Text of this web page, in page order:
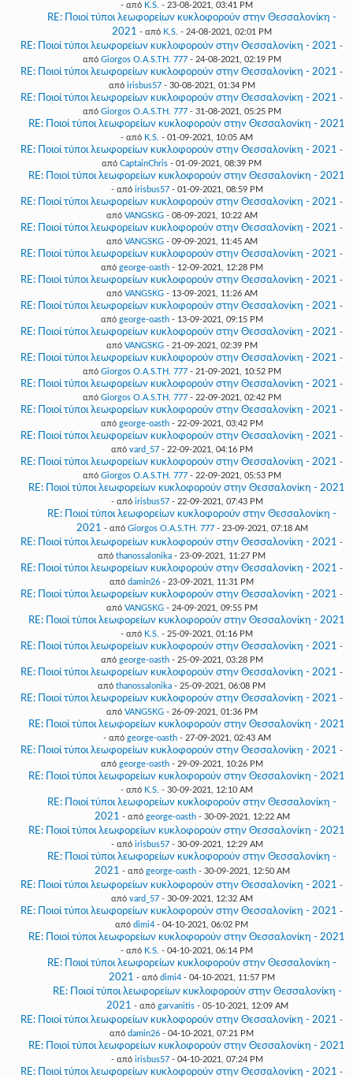
- από K.S. - 23-08-2021, 03:41 PM
RE: Ποιοί τύποι λεωφορείων κυκλοφορούν στην Θεσσαλονίκη -
2021 - από K.S. - 24-08-2021, 02:01 PM
RE: Ποιοί τύποι λεωφορείων κυκλοφορούν στην Θεσσαλονίκη - 2021 -
από Giorgos O.A.S.TH. 777- 24-08-2021, 02:19 PM
RE: Ποιοί τύποι λεωφορείων κυκλοφορούν στην Θεσσαλονίκη - 2021 -
από irisbus57- 30-08-2021, 01:34 PM
RE: Ποιοί τύποι λεωφορείων κυκλοφορούν στην Θεσσαλονίκη - 2021 -
από Giorgos O.A.S.TH. 777- 31-08-2021, 05:25 PM
RE: Ποιοί τύποι λεωφορείων κυκλοφορούν στην Θεσσαλονίκη - 2021
- από K.S. - 01-09-2021, 10:05 AM
RE: Ποιοί τύποι λεωφορείων κυκλοφορούν στην Θεσσαλονίκη - 2021 -
από CaptainChris - 01-09-2021, 08:39 PM
RE: Ποιοί τύποι λεωφορείων κυκλοφορούν στην Θεσσαλονίκη - 2021
- από irisbus57- 01-09-2021, 08:59 PM
RE: Ποιοί τύποι λεωφορείων κυκλοφορούν στην Θεσσαλονίκη - 2021 -
από VANGSKG- 08-09-2021, 10:22 AM
RE: Ποιοί τύποι λεωφορείων κυκλοφορούν στην Θεσσαλονίκη - 2021 -
από VANGSKG- 09-09-2021, 11:45 AM
RE: Ποιοί τύποι λεωφορείων κυκλοφορούν στην Θεσσαλονίκη - 2021 -
από george-oasth- 12-09-2021, 12:28 PM
RE: Ποιοί τύποι λεωφορείων κυκλοφορούν στην Θεσσαλονίκη - 2021 -
από VANGSKG- 13-09-2021, 11:26 AM
RE: Ποιοί τύποι λεωφορείων κυκλοφορούν στην Θεσσαλονίκη - 2021 -
από george-oasth- 13-09-2021, 09:15 PM
RE: Ποιοί τύποι λεωφορείων κυκλοφορούν στην Θεσσαλονίκη - 2021 -
από VANGSKG- 21-09-2021, 02:39 PM
RE: Ποιοί τύποι λεωφορείων κυκλοφορούν στην Θεσσαλονίκη - 2021 -
από Giorgos O.A.S.TH. 777- 21-09-2021, 10:52 PM
RE: Ποιοί τύποι λεωφορείων κυκλοφορούν στην Θεσσαλονίκη - 2021 -
από Giorgos O.A.S.TH. 777- 22-09-2021, 02:42 PM
RE: Ποιοί τύποι λεωφορείων κυκλοφορούν στην Θεσσαλονίκη - 2021 -
από george-oasth- 22-09-2021, 03:42 PM
RE: Ποιοί τύποι λεωφορείων κυκλοφορούν στην Θεσσαλονίκη - 2021 -
από vard_57- 22-09-2021, 04:16 PM
RE: Ποιοί τύποι λεωφορείων κυκλοφορούν στην Θεσσαλονίκη - 2021 -
από Giorgos O.A.S.TH. 777- 22-09-2021, 05:53 PM
RE: Ποιοί τύποι λεωφορείων κυκλοφορούν στην Θεσσαλονίκη - 2021
- από irisbus57- 22-09-2021, 07:43 PM
RE: Ποιοί τύποι λεωφορείων κυκλοφορούν στην Θεσσαλονίκη -
2021 - από Giorgos O.A.S.TH. 777- 23-09-2021, 07:18 AM
RE: Ποιοί τύποι λεωφορείων κυκλοφορούν στην Θεσσαλονίκη - 2021 -
από thanossalonika - 23-09-2021, 11:27 PM
RE: Ποιοί τύποι λεωφορείων κυκλοφορούν στην Θεσσαλονίκη - 2021 -
από damin26 - 23-09-2021, 11:31 PM
RE: Ποιοί τύποι λεωφορείων κυκλοφορούν στην Θεσσαλονίκη - 2021 -
από VANGSKG- 24-09-2021, 09:55 PM
RE: Ποιοί τύποι λεωφορείων κυκλοφορούν στην Θεσσαλονίκη - 2021
- από K.S. - 25-09-2021, 01:16 PM
RE: Ποιοί τύποι λεωφορείων κυκλοφορούν στην Θεσσαλονίκη - 2021 -
από george-oasth- 25-09-2021, 03:28 PM
RE: Ποιοί τύποι λεωφορείων κυκλοφορούν στην Θεσσαλονίκη - 2021 -
από thanossalonika - 25-09-2021, 06:08 PM
RE: Ποιοί τύποι λεωφορείων κυκλοφορούν στην Θεσσαλονίκη - 2021 -
από VANGSKG- 26-09-2021, 01:36 PM
RE: Ποιοί τύποι λεωφορείων κυκλοφορούν στην Θεσσαλονίκη - 2021
- από george-oasth- 27-09-2021, 02:43 AM
RE: Ποιοί τύποι λεωφορείων κυκλοφορούν στην Θεσσαλονίκη - 2021 -
από george-oasth- 29-09-2021, 10:26 PM
RE: Ποιοί τύποι λεωφορείων κυκλοφορούν στην Θεσσαλονίκη - 2021
- από K.S. - 30-09-2021, 12:10 AM
RE: Ποιοί τύποι λεωφορείων κυκλοφορούν στην Θεσσαλονίκη -
2021 - από george-oasth- 30-09-2021, 12:22 AM
RE: Ποιοί τύποι λεωφορείων κυκλοφορούν στην Θεσσαλονίκη - 2021
- από irisbus57- 30-09-2021, 12:29 AM
RE: Ποιοί τύποι λεωφορείων κυκλοφορούν στην Θεσσαλονίκη -
2021 - από george-oasth- 30-09-2021, 12:50 AM
RE: Ποιοί τύποι λεωφορείων κυκλοφορούν στην Θεσσαλονίκη - 2021 -
από vard_57- 30-09-2021, 12:32 AM
RE: Ποιοί τύποι λεωφορείων κυκλοφορούν στην Θεσσαλονίκη - 2021 -
από dimi4 - 04-10-2021, 06:02 PM
RE: Ποιοί τύποι λεωφορείων κυκλοφορούν στην Θεσσαλονίκη - 2021
- από K.S. - 04-10-2021, 06:14 PM
RE: Ποιοί τύποι λεωφορείων κυκλοφορούν στην Θεσσαλονίκη -
2021 - από dimi4 - 04-10-2021, 11:57 PM
RE: Ποιοί τύποι λεωφορείων κυκλοφορούν στην Θεσσαλονίκη -
2021 - από garvanitis- 05-10-2021, 12:09 AM
RE: Ποιοί τύποι λεωφορείων κυκλοφορούν στην Θεσσαλονίκη - 2021 -
από damin26 - 04-10-2021, 07:21 PM
RE: Ποιοί τύποι λεωφορείων κυκλοφορούν στην Θεσσαλονίκη - 2021
- από irisbus57- 04-10-2021, 07:24 PM
RE: Ποιοί τύποι λεωφορείων κυκλοφορούν στην Θεσσαλονίκη - 2021 -